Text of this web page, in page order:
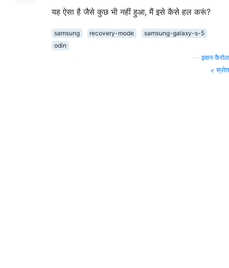
यह ऐसा है जैसे कुछ भी नहीं हुआ, मैं इसे कैसे हल करूं?
samsung recovery-mode
samsung-galaxy-s-5
odin
—इवान कैरोल
स्रोत